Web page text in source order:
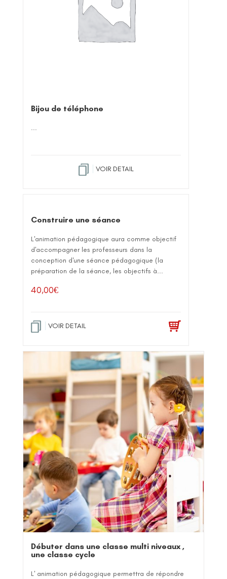
Bijou de téléphone
...
VOIR DETAIL
Construire une séance
L'animation pédagogique aura comme objectif
d'accompagner les professeurs dans la
conception d'une séance pédagogique (la
préparation de la séance, les objectifs à...
40,00€
VOIR DETAIL
Débuter dans une classe multi niveaux ,
une classe cycle
L' animation pédagogique permettra de répondre